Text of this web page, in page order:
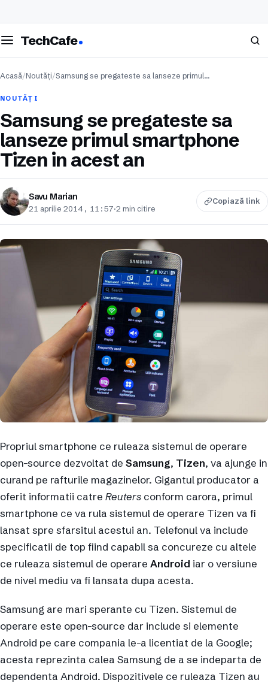
meniul
TechCafe Caută
Acasă/Noutăți/Samsung se pregateste sa lanseze primul…
NOUTĂȚI
Samsung se pregateste sa
lanseze primul smartphone
Tizen in acest an
Savu Marian
21 aprilie 2014, 11:57·2 min citire
Copiază link
Propriul smartphone ce ruleaza sistemul de operare
open-source dezvoltat de Samsung, Tizen, va ajunge in
curand pe rafturile magazinelor. Gigantul producator a
oferit informatii catre Reuters conform carora, primul
smartphone ce va rula sistemul de operare Tizen va fi
lansat spre sfarsitul acestui an. Telefonul va include
specificatii de top fiind capabil sa concureze cu altele
ce ruleaza sistemul de operare Android iar o versiune
de nivel mediu va fi lansata dupa acesta.
Samsung are mari sperante cu Tizen. Sistemul de
operare este open-source dar include si elemente
Android pe care compania le-a licentiat de la Google;
acesta reprezinta calea Samsung de a se indeparta de
dependenta Android. Dispozitivele ce ruleaza Tizen au